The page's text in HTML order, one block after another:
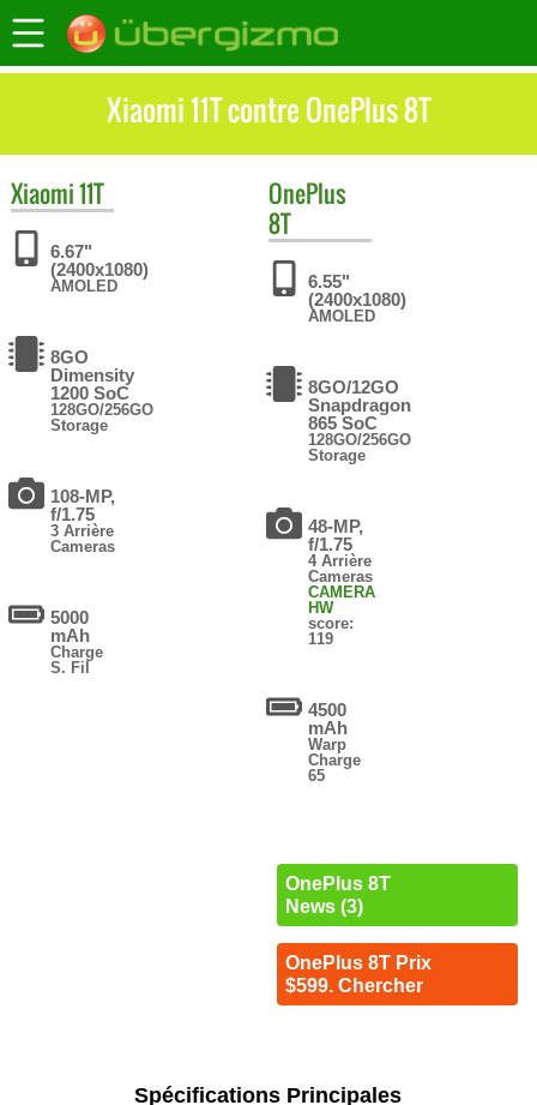
Xiaomi 11T contre OnePlus 8T
Xiaomi11T
6.67"
(2400x1080)
AMOLED
8GO
Dimensity
1200 SoC
128GO/256GO
Storage
108-MP,
f/1.75
3 Arrière
Cameras
5000
mAh
Charge
S. Fil
OnePlus
8T
6.55"
(2400x1080)
AMOLED
8GO/12GO
Snapdragon
865 SoC
128GO/256GO
Storage
48-MP,
f/1.75
4 Arrière
Cameras
CAMERA
HW
score:
119
4500
mAh
Warp
Charge
65
OnePlus 8T
News (3)
OnePlus 8T Prix
$599. Chercher
Spécifications Principales